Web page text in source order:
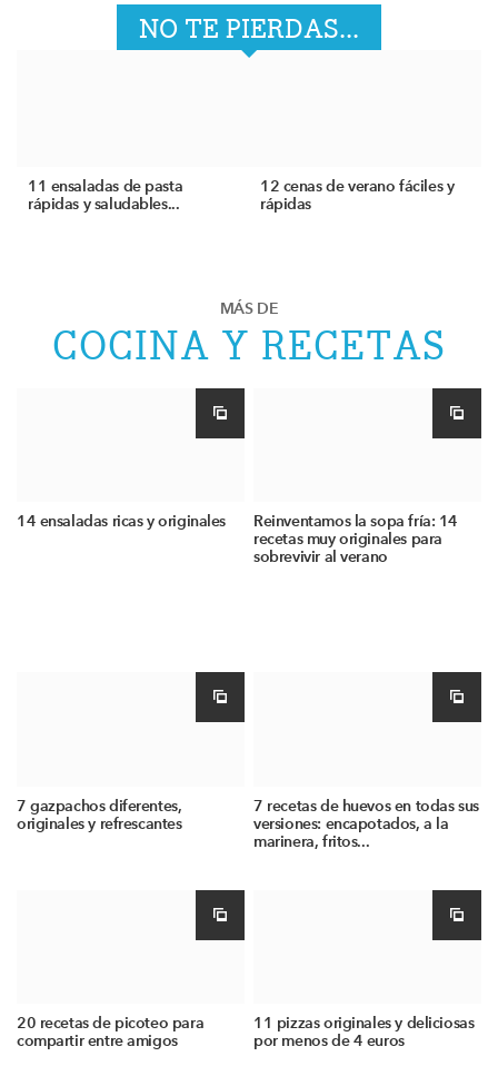
NO TE PIERDAS...
11 ensaladas de pasta
rápidas y saludables...
12 cenas de verano fáciles y
rápidas
MÁS DE
COCINA Y RECETAS
14 ensaladas ricas y originales
Reinventamos la sopa fría: 14
recetas muy originales para
sobrevivir al verano
7 gazpachos diferentes,
originales y refrescantes
7 recetas de huevos en todas sus
versiones: encapotados, a la
marinera, fritos...
20 recetas de picoteo para
compartir entre amigos
11 pizzas originales y deliciosas
por menos de 4 euros